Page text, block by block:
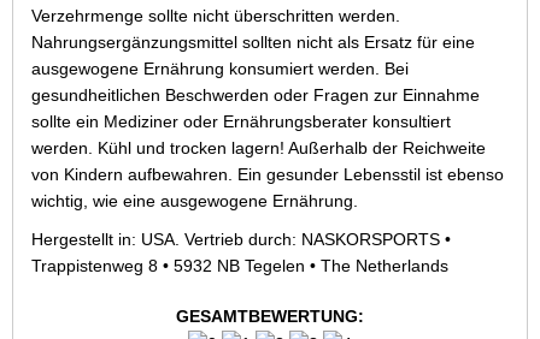
Verzehrmenge sollte nicht überschritten werden.
Nahrungsergänzungsmittel sollten nicht als Ersatz für eine
ausgewogene Ernährung konsumiert werden. Bei
gesundheitlichen Beschwerden oder Fragen zur Einnahme
sollte ein Mediziner oder Ernährungsberater konsultiert
werden. Kühl und trocken lagern! Außerhalb der Reichweite
von Kindern aufbewahren. Ein gesunder Lebensstil ist ebenso
wichtig, wie eine ausgewogene Ernährung.
Hergestellt in: USA. Vertrieb durch: NASKORSPORTS •
Trappistenweg 8 • 5932 NB Tegelen • The Netherlands
GESAMTBEWERTUNG: